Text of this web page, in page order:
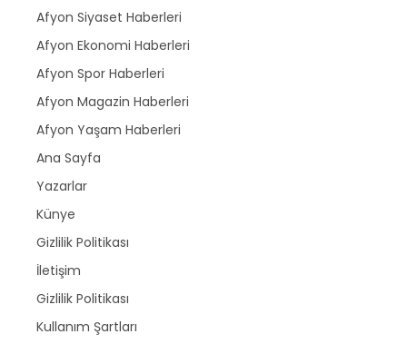
Afyon Siyaset Haberleri
Afyon Ekonomi Haberleri
Afyon Spor Haberleri
Afyon Magazin Haberleri
Afyon Yaşam Haberleri
Ana Sayfa
Yazarlar
Künye
Gizlilik Politikası
İletişim
Gizlilik Politikası
Kullanım Şartları